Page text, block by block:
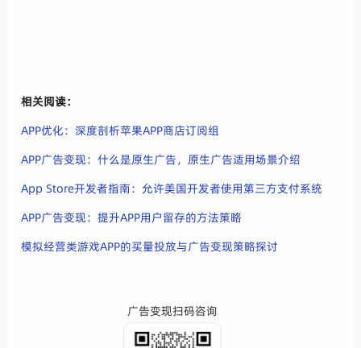
相关阅读：
APP优化：深度剖析苹果APP商店订阅组
APP广告变现：什么是原生广告，原生广告适用场景介绍
App Store开发者指南：允许美国开发者使用第三方支付系统
APP广告变现：提升APP用户留存的方法策略
模拟经营类游戏APP的买量投放与广告变现策略探讨
广告变现扫码咨询